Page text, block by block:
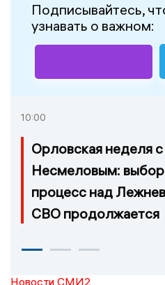
Подписывайтесь,
узнавать о важном:
10:00
Орловская неделя
Несмеловым:
процесс над
СВО продолжается
Новости СМИ2